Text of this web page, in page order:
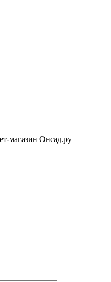
магазин Онсад.ру